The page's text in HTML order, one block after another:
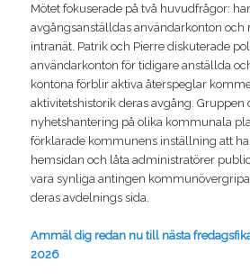
Mötet fokuserade på två huvudfrågor:
avgångsanställdas användarkonton och
intranät. Patrik och Pierre diskuterade
användarkonton för tidigare anställda
kontona förblir aktiva återspeglar
aktivitetshistorik deras avgång. Gruppen
nyhetshantering på olika kommunala
förklarade kommunens inställning att
hemsidan och låta administratörer
vara synliga antingen
deras avdelnings sida.
Ammäl dig redan nu till nästa
2026